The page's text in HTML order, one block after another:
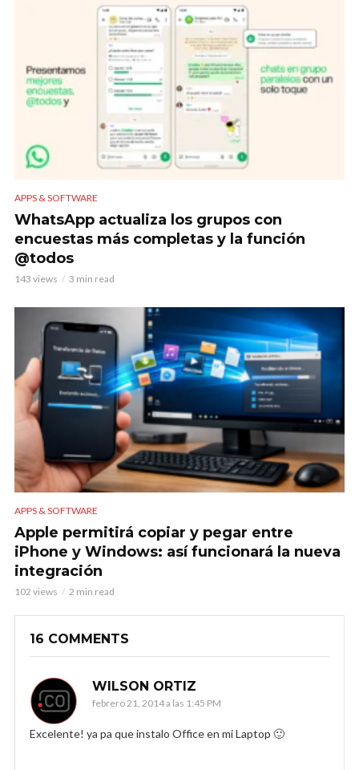
APPS & SOFTWARE
WhatsApp actualiza los grupos con
encuestas más completas y la función
@todos
143 views 3 min read
APPS & SOFTWARE
Apple permitirá copiar y pegar entre
iPhone y Windows: así funcionará la nueva
integración
102 views 2 min read
16 COMMENTS
WILSON ORTIZ
febrero 21, 2014 a las 1:45 PM
Excelente! ya pa que instalo Office en mi Laptop 🙂